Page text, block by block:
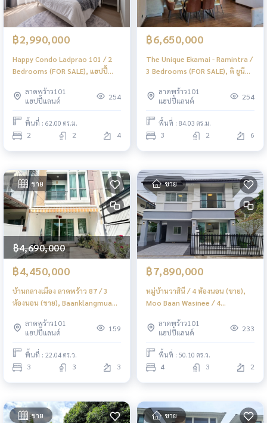
฿2,990,000
Happy Condo Ladprao 101 / 2
Bedrooms (FOR SALE), แฮปปี้
(ขาย) PINP254
ลาดพร้าว101
แฮปปี้แลนด์
254
พื้นที่ : 62.00 ตร.ม.
2 2 4
฿6,650,000
The Unique Ekamai - Ramintra /
3 Bedrooms (FOR SALE), ดิ ยูนีค
(ขาย) PINP250
ลาดพร้าว101
แฮปปี้แลนด์
254
พื้นที่ : 84.03 ตร.ม.
3 2 6
ขาย
฿4,690,000
฿4,450,000
บ้านกลางเมือง ลาดพร้าว 87 / 3
ห้องนอน (ขาย), Baanklangmuang
SALE) MNT094
ลาดพร้าว101
แฮปปี้แลนด์
159
พื้นที่ : 22.04 ตร.ว.
3 3 3
ขาย
฿7,890,000
หมู่บ้านวาสินี / 4 ห้องนอน (ขาย),
Moo Baan Wasinee / 4
ลาดพร้าว101
แฮปปี้แลนด์
233
พื้นที่ : 50.10 ตร.ว.
4 3 2
ขาย ขาย